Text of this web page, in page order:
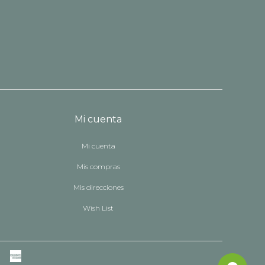
Mi cuenta
Mi cuenta
Mis compras
Mis direcciones
Wish List